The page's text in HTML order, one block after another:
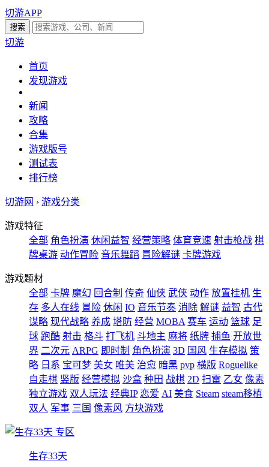
切游APP
切游
首页
发现游戏
新闻
攻略
合集
游戏版号
测试表
排行榜
切游网 › 游戏分类
游戏特征
全部 角色扮演 休闲益智 经营策略 体育竞速 射击枪战 棋
牌桌游 动作冒险 音乐舞蹈 冒险解谜 卡牌游戏
游戏题材
全部 卡牌 魔幻 回合制 传奇 仙侠 武侠 动作 放置挂机 生
存 多人在线 冒险 休闲 IO 音乐节奏 消除 解谜 益智 古代
谋略 现代战略 养成 塔防 经营 MOBA 赛车 运动 篮球 足
球 跑酷 射击 格斗 打飞机 斗地主 麻将 纸牌 捕鱼 开放世
界 二次元 ARPG 即时制 角色扮演 3D 国风 生存模拟 策
略 日系 宝可梦 美女 唯美 治愈 暗黑 pvp 横版 Roguelike
自走棋 竖版 经营模拟 沙盒 种田 战棋 2D 扫雷 乙女 像素
独立游戏 双人玩法 经典IP 恋爱 AI 美食 Steam steam移植
双人 军事 三国 像素风 方块游戏
专区
生存33天